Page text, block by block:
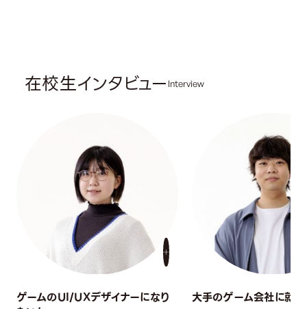
在校生インタビュー Interview
ゲームのUI/UXデザイナーになり
大手のゲーム会社に就職